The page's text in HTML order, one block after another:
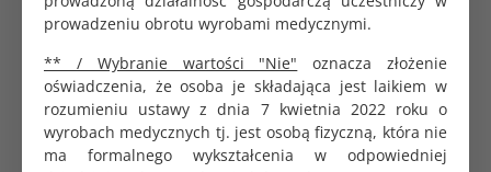
prowadzeniu obrotu wyrobami medycznymi.
** / Wybranie wartości "Nie" oznacza złożenie
oświadczenia, że osoba je składająca jest laikiem w
rozumieniu ustawy z dnia 7 kwietnia 2022 roku o
wyrobach medycznych tj. jest osobą fizyczną, która nie
ma formalnego wykształcenia w odpowiedniej
Ultracienka ścianka rurki ze stali nierdzewnej
Precyzyjnie wykonane ostrze
Szlifowane elektro-mechanicznie
Zwiększony poślizg i łatwa penetracja dzięki
technologii suchej silikonizacji (olej silikonowy)
Półprzeźroczyste nasadki, wykonane z